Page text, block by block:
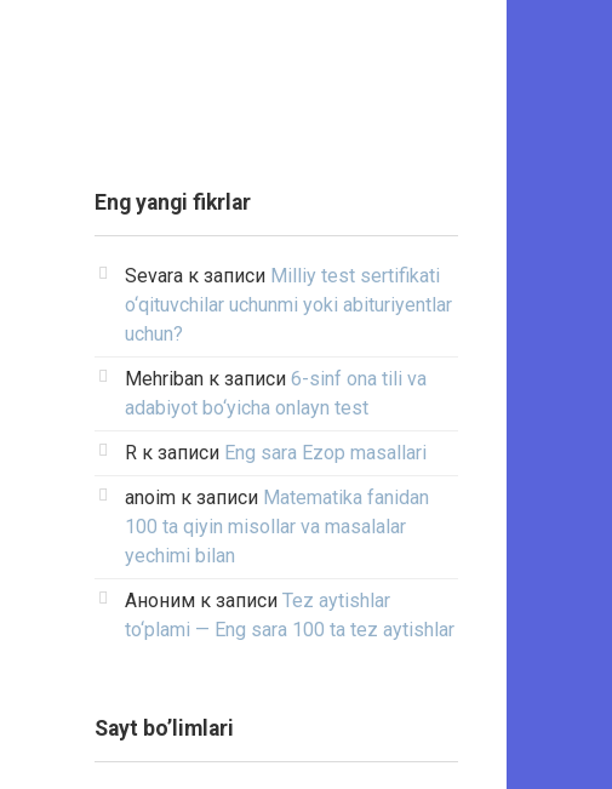
Eng yangi fikrlar
Sevara к записи Milliy test sertifikati
o‘qituvchilar uchunmi yoki abituriyentlar
uchun?
Mehriban к записи 6-sinf ona tili va
adabiyot bo‘yicha onlayn test
R к записи Eng sara Ezop masallari
anoim к записи Matematika fanidan
100 ta qiyin misollar va masalalar
yechimi bilan
Аноним к записи Tez aytishlar
to‘plami — Eng sara 100 ta tez aytishlar
Sayt bo’limlari